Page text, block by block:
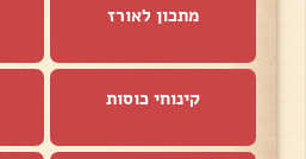
מתכון לאורז
קינוחי כוסות